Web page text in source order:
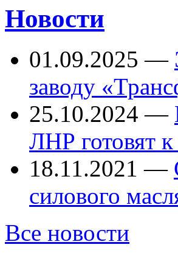
Новости
01.09.2025 —
заводу
25.10.2024 —
ЛНР готовят
18.11.2021 —
силового
Все новости